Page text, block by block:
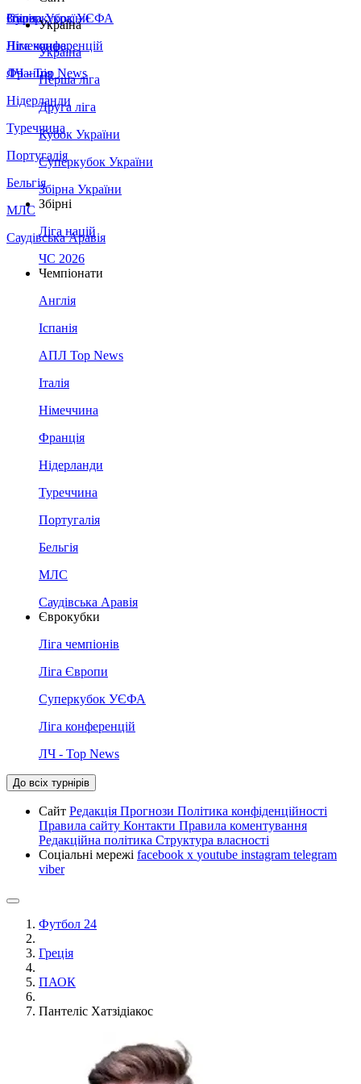
Збірна України
Італія
Німеччина
Франція
Нідерланди
Туреччина
Португалія
Бельгія
МЛС
Саудівська Аравія
Суперкубок УЄФА
Ліга конференцій
ЛЧ - Top News
Україна
Україна
Перша ліга
Друга ліга
Кубок України
Суперкубок України
Збірна України
Збірні
Ліга націй
ЧС 2026
Чемпіонати
Англія
Іспанія
АПЛ Top News
Італія
Німеччина
Франція
Нідерланди
Туреччина
Португалія
Бельгія
МЛС
Саудівська Аравія
Єврокубки
Ліга чемпіонів
Ліга Європи
Суперкубок УЄФА
Ліга конференцій
ЛЧ - Top News
До всіх турнірів
Сайт Редакція Прогнози Політика конфіденційності
Правила сайту Контакти Правила коментування
Редакційна політика Структура власності
Соціальні мережі facebook x youtube instagram telegram
viber
Футбол 24
Греція
ПАОК
Пантеліс Хатзідіакос